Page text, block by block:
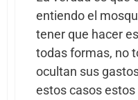
entiendo el
tener que hacer
todas formas, no
ocultan sus
estos casos